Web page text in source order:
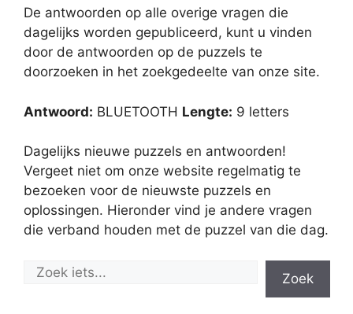
De antwoorden op alle overige vragen die
dagelijks worden gepubliceerd, kunt u vinden
door de antwoorden op de puzzels te
doorzoeken in het zoekgedeelte van onze site.
Antwoord: BLUETOOTH Lengte: 9 letters
Dagelijks nieuwe puzzels en antwoorden!
Vergeet niet om onze website regelmatig te
bezoeken voor de nieuwste puzzels en
oplossingen. Hieronder vind je andere vragen
die verband houden met de puzzel van die dag.
Zoek